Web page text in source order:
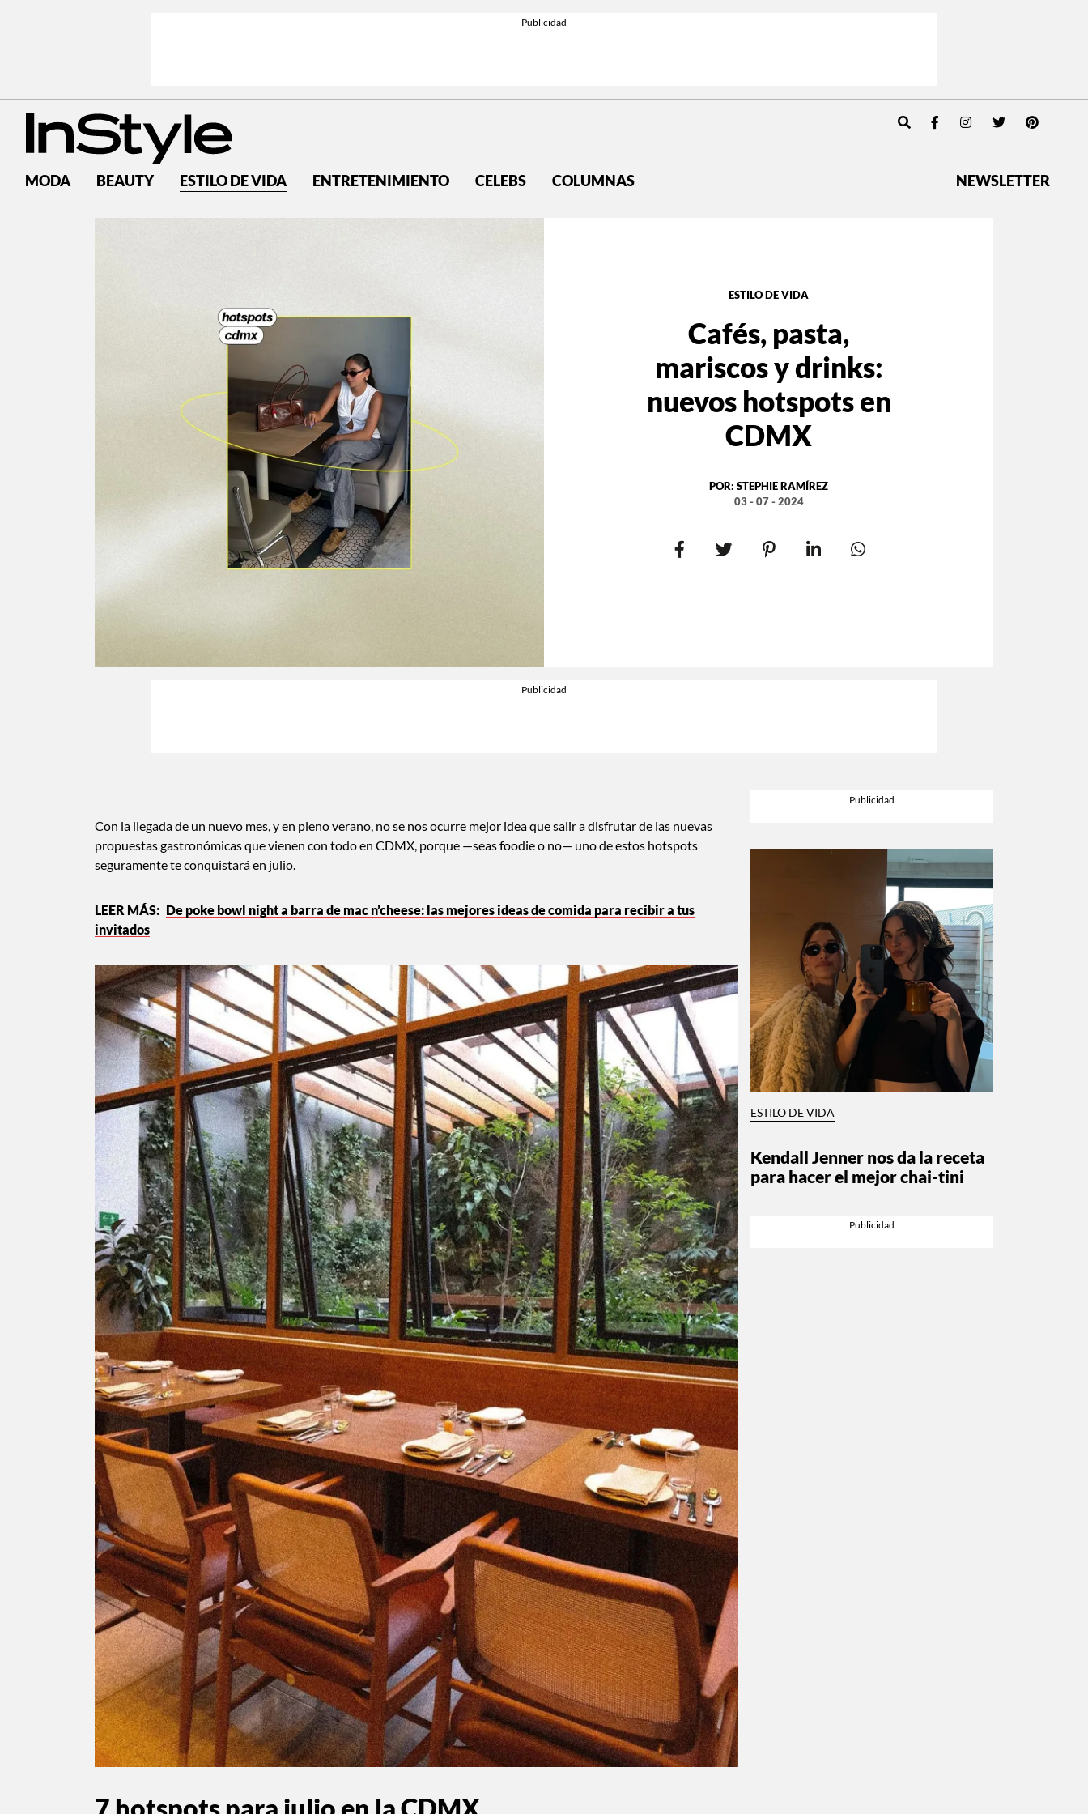
MODA BEAUTY ESTILO DE VIDA ENTRETENIMIENTO CELEBS COLUMNAS NEWSLETTER
ESTILO DE VIDA
Cafés, pasta,
mariscos y drinks:
nuevos hotspots en
CDMX
POR: STEPHIE RAMÍREZ
03 - 07 - 2024
Con la llegada de un nuevo mes, y en pleno verano, no se nos ocurre mejor idea que salir a disfrutar de las nuevas
propuestas gastronómicas que vienen con todo en CDMX, porque —seas foodie o no— uno de estos hotspots
seguramente te conquistará en julio.
De poke bowl night a barra de mac n’cheese: las mejores ideas de comida para recibir a tus
invitados
ESTILO DE VIDA
Kendall Jenner nos da la receta
para hacer el mejor chai-tini